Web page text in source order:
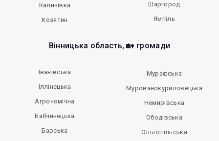
Калинівка
Козятин
Шаргород
Ямпіль
Вінницька область, 🏡 громади
Іванівська
Іллінецька
Агрономічна
Бабчинецька
Барська
Мурафська
Мурованокуриловецька
Немирівська
Ободівська
Ольгопільська